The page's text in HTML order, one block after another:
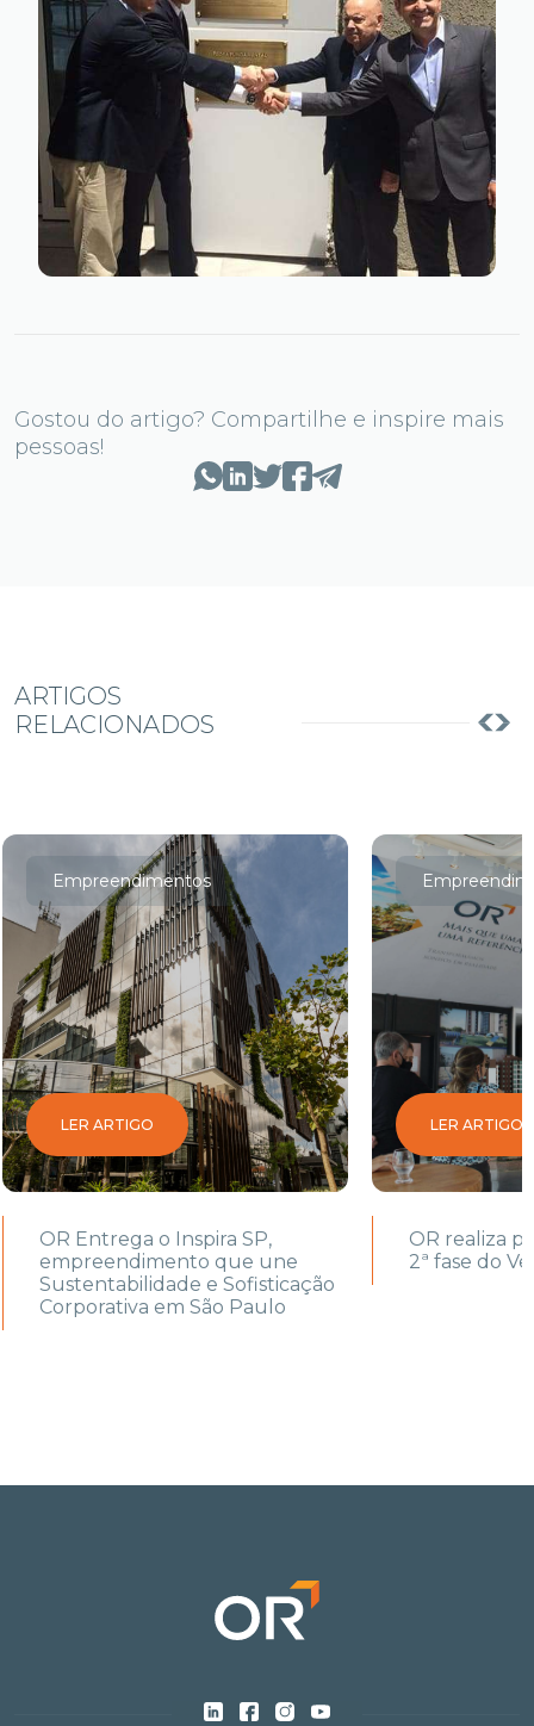
Gostou do artigo? Compartilhe e inspire mais
pessoas!
ARTIGOS
RELACIONADOS
Empreendimentos
LER ARTIGO
OR Entrega o Inspira SP,
empreendimento que une
Sustentabilidade e Sofisticação
Corporativa em São Paulo
LER ARTIGO
OR realiza
2ª fase do